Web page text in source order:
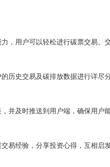
，用户可以轻松进行碳票交易。
历史交易及碳排放数据进行详尽
并及时推送到用户端，确保用户
易经验，分享投资心得，互相启